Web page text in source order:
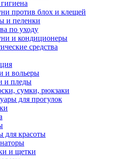
против блох и клещей
и пеленки
по уходу
и кондиционеры
средства
и вольеры
и пледы
сумки, рюкзаки
для прогулок
для красоты
и щетки